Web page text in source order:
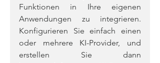
Funktionen in Ihre eigenen
Anwendungen zu integrieren.
Konfigurieren Sie einfach einen
oder mehrere KI-Provider, und
erstellen Sie dann